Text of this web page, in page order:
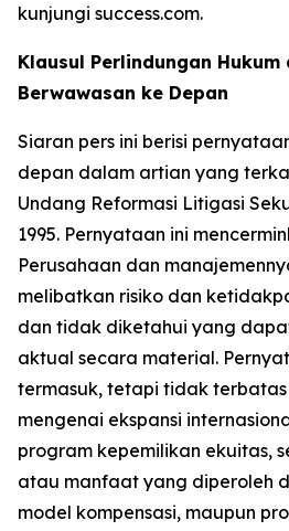
kunjungi success.com.
Klausul Perlindungan
Berwawasan ke Depan
Siaran pers ini berisi
depan dalam artian yang
Undang Reformasi Litigasi
1995. Pernyataan ini
Perusahaan dan
melibatkan risiko dan
dan tidak diketahui yang
aktual secara material.
termasuk, tetapi tidak
mengenai ekspansi
program kepemilikan ekuitas,
atau manfaat yang diperoleh
model kompensasi, maupun